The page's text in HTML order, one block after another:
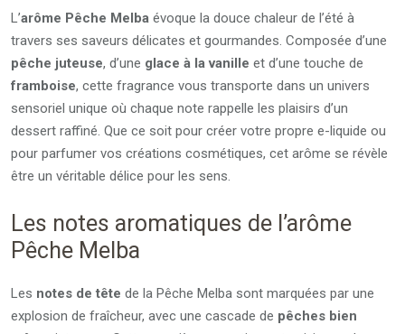
L’arôme Pêche Melba évoque la douce chaleur de l’été à
travers ses saveurs délicates et gourmandes. Composée d’une
pêche juteuse, d’une glace à la vanille et d’une touche de
framboise, cette fragrance vous transporte dans un univers
sensoriel unique où chaque note rappelle les plaisirs d’un
dessert raffiné. Que ce soit pour créer votre propre e-liquide ou
pour parfumer vos créations cosmétiques, cet arôme se révèle
être un véritable délice pour les sens.
Les notes aromatiques de l’arôme
Pêche Melba
Les notes de tête de la Pêche Melba sont marquées par une
explosion de fraîcheur, avec une cascade de pêches bien